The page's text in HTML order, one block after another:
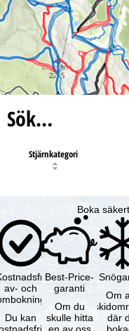
Sök…
Stjärnkategori
Boka
av- och
Du kan
Best-Price-
garanti
Om du
skulle hitta
Om
där